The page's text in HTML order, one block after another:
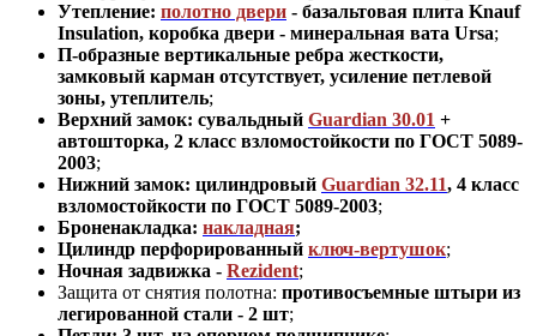
Утепление: полотно двери - базальтовая плита Knauf
Insulation, коробка двери - минеральная вата Ursa;
П-образные вертикальные ребра жесткости,
замковый карман отсутствует, усиление петлевой
зоны, утеплитель;
Верхний замок: сувальдный Guardian 30.01 +
автошторка, 2 класс взломостойкости по ГОСТ 5089-
2003;
Нижний замок: цилиндровый Guardian 32.11, 4 класс
взломостойкости по ГОСТ 5089-2003;
Броненакладка: накладная;
Цилиндр перфорированный ключ-вертушок;
Ночная задвижка - Rezident;
Защита от снятия полотна: противосъемные штыри из
легированной стали - 2 шт;